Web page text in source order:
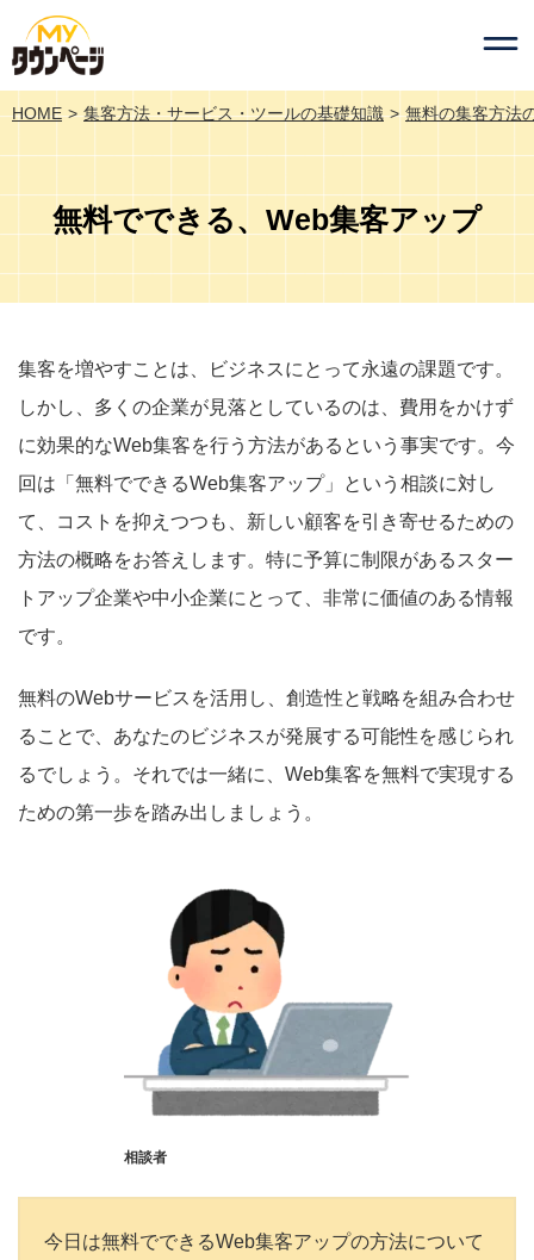
HOME 集客方法・サービス・ツールの基礎知識 無料の集客方法
無料でできる、Web集客アップ
集客を増やすことは、ビジネスにとって永遠の課題です。
しかし、多くの企業が見落としているのは、費用をかけず
に効果的なWeb集客を行う方法があるという事実です。今
回は「無料でできるWeb集客アップ」という相談に対し
て、コストを抑えつつも、新しい顧客を引き寄せるための
方法の概略をお答えします。特に予算に制限があるスター
トアップ企業や中小企業にとって、非常に価値のある情報
です。
無料のWebサービスを活用し、創造性と戦略を組み合わせ
ることで、あなたのビジネスが発展する可能性を感じられ
るでしょう。それでは一緒に、Web集客を無料で実現する
ための第一歩を踏み出しましょう。
相談者
今日は無料でできるWeb集客アップの方法について